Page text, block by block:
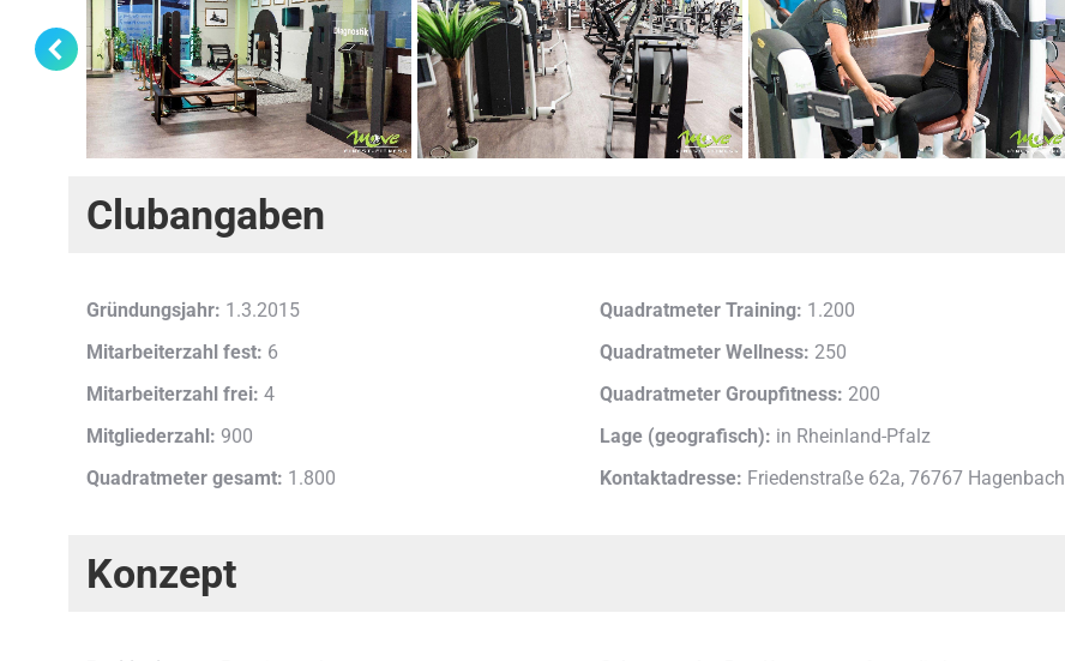
Clubangaben
Gründungsjahr: 1.3.2015
Mitarbeiterzahl fest: 6
Mitarbeiterzahl frei: 4
Mitgliederzahl: 900
Quadratmeter gesamt: 1.800
Quadratmeter Training: 1.200
Quadratmeter Wellness: 250
Quadratmeter Groupfitness: 200
Lage (geografisch): in Rheinland-Pfalz
Kontaktadresse: Friedenstraße 62a, 76767 Hagenbach
Konzept